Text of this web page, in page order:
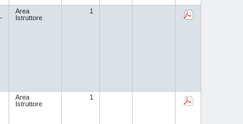
Area
Istruttore
1
Area
Istruttore
1